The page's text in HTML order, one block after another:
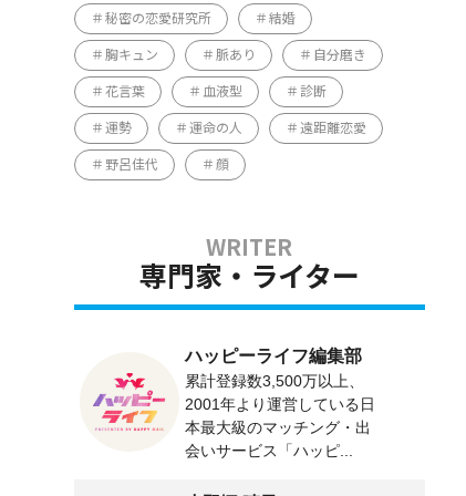
秘密の恋愛研究所 結婚
胸キュン 脈あり 自分磨き
花言葉 血液型 診断
運勢 運命の人 遠距離恋愛
野呂佳代 顔
専門家・ライター
ハッピーライフ編集部
累計登録数3,500万以上、
2001年より運営している日
本最大級のマッチング・出
会いサービス「ハッピ...